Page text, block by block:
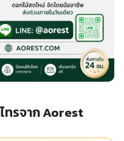
ทรจาก Aorest